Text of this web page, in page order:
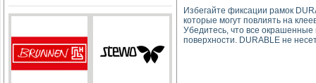
Избегайте фиксации рамок
которые могут повлиять на
Убедитесь, что все
поверхности. DURABLE не